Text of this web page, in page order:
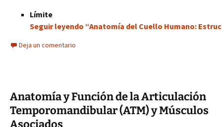
Límite
Seguir leyendo “Anatomía del Cuello Humano:
Deja un comentario
Anatomía y Función de la Articulación
Temporomandibular (ATM) y Músculos
Asociados